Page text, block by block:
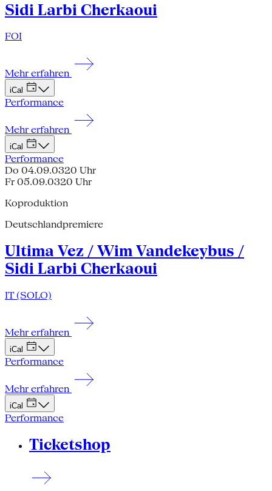
Sidi Larbi Cherkaoui
FOI
Mehr erfahren
iCal
Performance
Mehr erfahren
iCal
Performance
Do 04.09.0320 Uhr
Fr 05.09.0320 Uhr
Koproduktion
Deutschlandpremiere
Ultima Vez / Wim Vandekeybus /
Sidi Larbi Cherkaoui
IT (SOLO)
Mehr erfahren
iCal
Performance
Mehr erfahren
iCal
Performance
Ticketshop